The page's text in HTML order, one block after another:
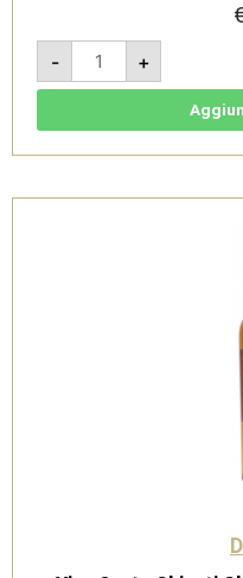
-
Novecento
2021
-
Chianti
Bio
quantità
+